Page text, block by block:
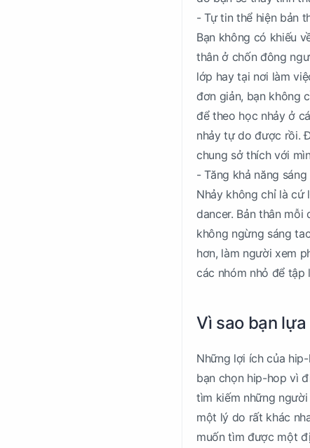
- Tự tin thể hiện bản
Bạn không có khiếu
thân ở chốn đông
lớp hay tại nơi làm
đơn giản, bạn không
để theo học nhảy ở
nhảy tự do được rồi.
chung sở thích với
- Tăng khả năng
Nhảy không chỉ là
dancer. Bản thân
không ngừng sáng
hơn, làm người xem
các nhóm nhỏ để tập
Vì sao bạn
Những lợi ích của
bạn chọn hip-hop vì
tìm kiếm những
một lý do rất khác
muốn tìm được một